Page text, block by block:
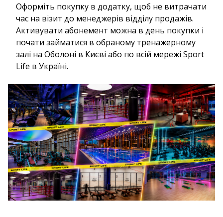
Оформіть покупку в додатку, щоб не витрачати
час на візит до менеджерів відділу продажів.
Активувати абонемент можна в день покупки і
почати займатися в обраному тренажерному
залі на Оболоні в Києві або по всій мережі Sport
Life в Україні.